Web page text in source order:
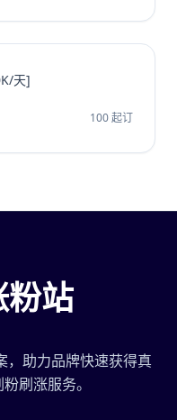
天]
100 起订
粉站
，助力品牌快速获得真
刷涨服务。